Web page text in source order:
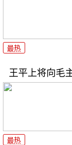
最热
王平上将向毛
最热